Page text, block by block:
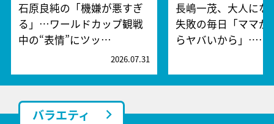
石原良純の「機嫌が悪すぎ
る」…ワールドカップ観戦
中の“表情”にツッ…
2026.07.31
長嶋一茂、大人にな
失敗の毎日「ママが
らヤバいから」……
バラエティ